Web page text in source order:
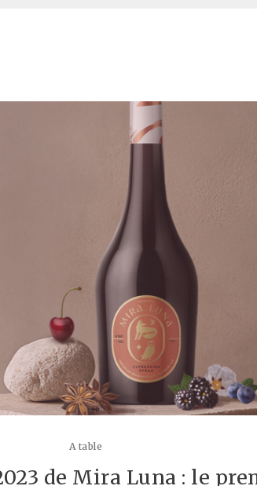
A table
de Mira Luna : le